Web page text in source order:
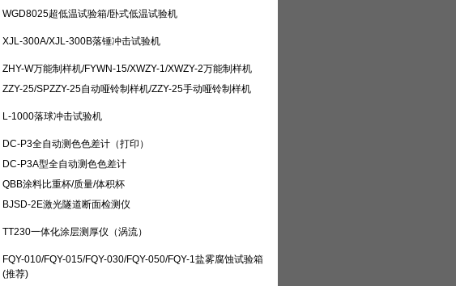
WGD8025超低温试验箱/卧式低温试验机
XJL-300A/XJL-300B落锤冲击试验机
ZHY-W万能制样机/FYWN-15/XWZY-1/XWZY-2万能制样机
ZZY-25/SPZZY-25自动哑铃制样机/ZZY-25手动哑铃制样机
L-1000落球冲击试验机
DC-P3全自动测色色差计（打印）
DC-P3A型全自动测色色差计
QBB涂料比重杯/质量/体积杯
BJSD-2E激光隧道断面检测仪
TT230一体化涂层测厚仪（涡流）
FQY-010/FQY-015/FQY-030/FQY-050/FQY-1盐雾腐蚀试验箱
(推荐)